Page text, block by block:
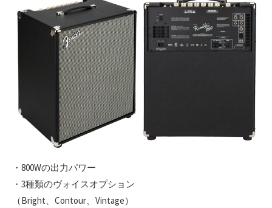
・800Wの出力パワー
・3種類のヴォイスオプション
（Bright、Contour、Vintage）